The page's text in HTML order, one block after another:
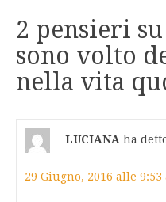
2 pensieri su
sono volto
nella vita
LUCIANA ha
29 Giugno, 2016 alle 9:53